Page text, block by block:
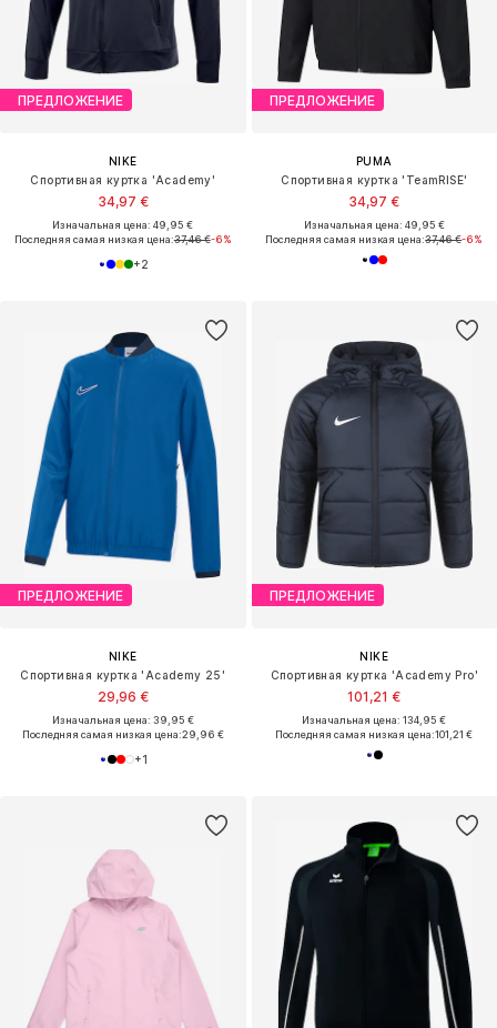
ПРЕДЛОЖЕНИЕ
NIKE
Спортивная куртка 'Academy'
34,97 €
Изначальная цена: 49,95 €
Последняя самая низкая цена:37,46 €-6%
+2
ПРЕДЛОЖЕНИЕ
PUMA
Спортивная куртка 'TeamRISE'
34,97 €
Изначальная цена: 49,95 €
Последняя самая низкая цена:37,46 €-6%
ПРЕДЛОЖЕНИЕ
NIKE
Спортивная куртка 'Academy 25'
29,96 €
Изначальная цена: 39,95 €
Последняя самая низкая цена:29,96 €
+1
ПРЕДЛОЖЕНИЕ
NIKE
Спортивная куртка 'Academy Pro'
101,21 €
Изначальная цена: 134,95 €
Последняя самая низкая цена:101,21 €